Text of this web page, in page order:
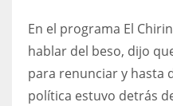
24
PIT
20
En el programa El
hablar del beso, dijo
para renunciar y hasta
política estuvo detrás